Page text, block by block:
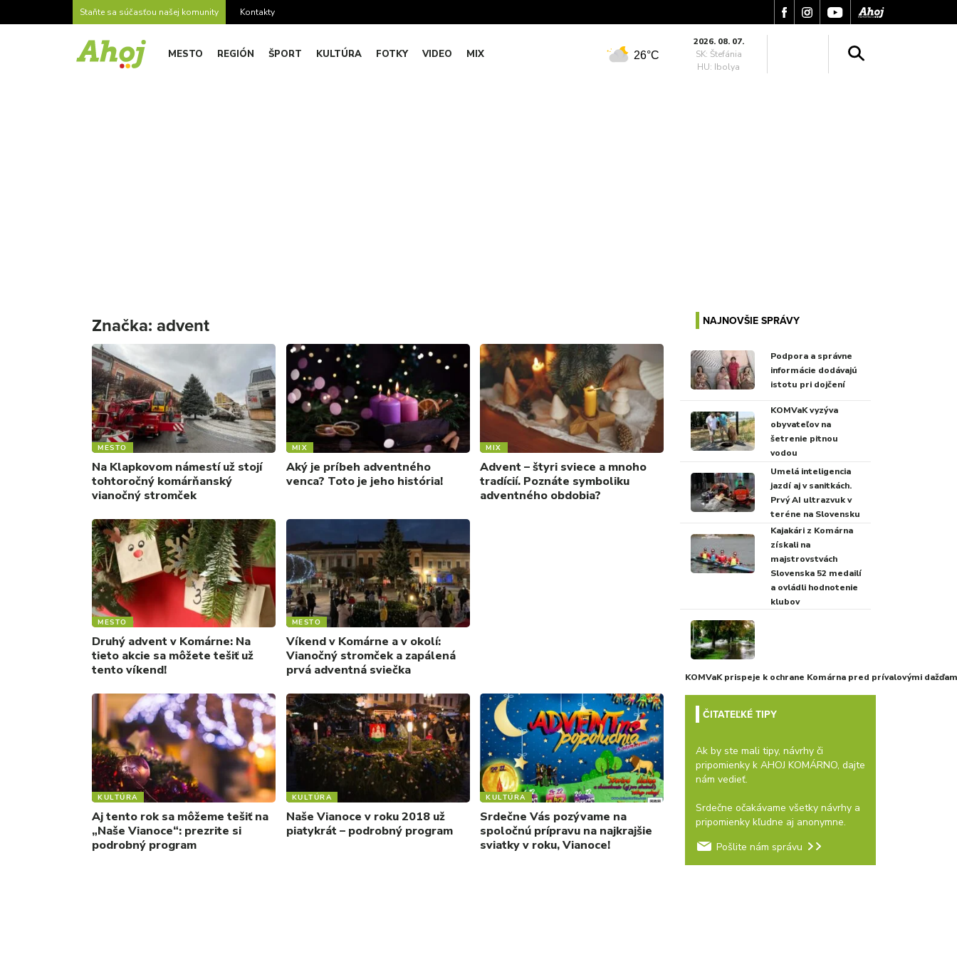
Staňte sa súčasťou našej komunity Kontakty
MESTO REGIÓN ŠPORT KULTÚRA FOTKY VIDEO MIX 26°C
2026. 08. 07.
SK: Štefánia
HU: Ibolya
Značka: advent
MESTO
Na Klapkovom námestí už stojí
tohtoročný komárňanský
vianočný stromček
MIX
Aký je príbeh adventného
venca? Toto je jeho história!
MIX
Advent – štyri sviece a mnoho
tradícií. Poznáte symboliku
adventného obdobia?
MESTO
Druhý advent v Komárne: Na
tieto akcie sa môžete tešiť už
tento víkend!
MESTO
Víkend v Komárne a v okolí:
Vianočný stromček a zapálená
prvá adventná sviečka
KULTÚRA
Aj tento rok sa môžeme tešiť na
„Naše Vianoce“: prezrite si
podrobný program
KULTÚRA
Naše Vianoce v roku 2018 už
piatykrát – podrobný program
KULTÚRA
Srdečne Vás pozývame na
spoločnú prípravu na najkrajšie
sviatky v roku, Vianoce!
NAJNOVŠIE SPRÁVY
Podpora a správne
informácie dodávajú
istotu pri dojčení
KOMVaK vyzýva
obyvateľov na
šetrenie pitnou
vodou
Umelá inteligencia
jazdí aj v sanitkách.
Prvý AI ultrazvuk v
teréne na Slovensku
Kajakári z Komárna
získali na
majstrovstvách
Slovenska 52 medailí
a ovládli hodnotenie
klubov
KOMVaK prispeje k ochrane Komárna pred prívalovými
ČITATEĽKÉ TIPY
Ak by ste mali tipy, návrhy či
pripomienky k AHOJ KOMÁRNO, dajte
nám vedieť.
Srdečne očakávame všetky návrhy a
pripomienky kľudne aj anonymne.
Pošlite nám správu